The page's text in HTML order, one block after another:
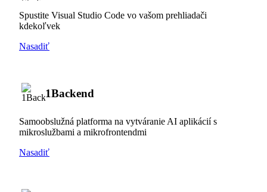
Spustite Visual Studio Code vo vašom prehliadači
kdekoľvek
Nasadiť
1Backend
Samoobslužná platforma na vytváranie AI aplikácií s
mikroslužbami a mikrofrontendmi
Nasadiť